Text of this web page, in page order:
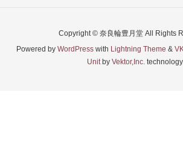
Copyright © 奈良輪豊月堂 All Rights
Powered by WordPress with Lightning Theme &
Unitby Vektor,Inc.